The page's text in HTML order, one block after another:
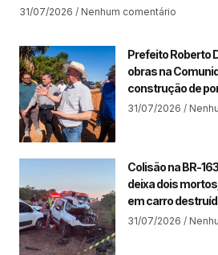
31/07/2026 Nenhum comentário
Prefeito Roberto
obras na
construção de
31/07/2026
Colisão na BR-
deixa dois
em carro
31/07/2026